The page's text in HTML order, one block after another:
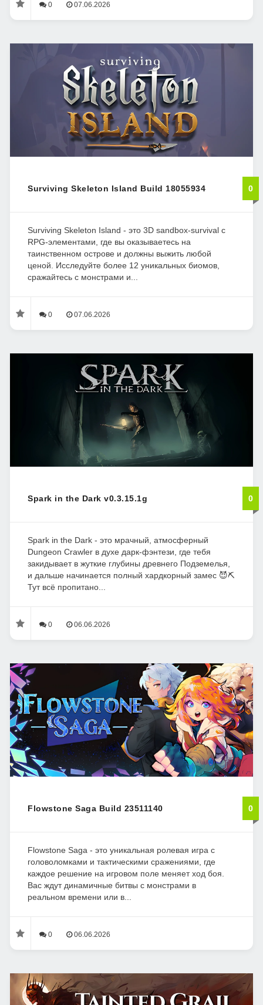
0 07.06.2026
Surviving Skeleton Island Build 18055934 0
Surviving Skeleton Island - это 3D sandbox-survival с
RPG-элементами, где вы оказываетесь на
таинственном острове и должны выжить любой
ценой. Исследуйте более 12 уникальных биомов,
сражайтесь с монстрами и...
0 07.06.2026
Spark in the Dark v0.3.15.1g 0
Spark in the Dark - это мрачный, атмосферный
Dungeon Crawler в духе дарк-фэнтези, где тебя
закидывает в жуткие глубины древнего Подземелья,
и дальше начинается полный хардкорный замес 😈⛏️
Тут всё пропитано...
0 06.06.2026
Flowstone Saga Build 23511140 0
Flowstone Saga - это уникальная ролевая игра с
головоломками и тактическими сражениями, где
каждое решение на игровом поле меняет ход боя.
Вас ждут динамичные битвы с монстрами в
реальном времени или в...
0 06.06.2026